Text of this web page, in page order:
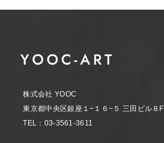
株式会社 YOOC
東京都中央区銀座１−１６−５ 三田ビル８F
TEL：03-3561-3611